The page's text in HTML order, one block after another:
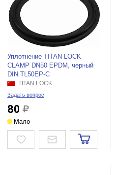
Уплотнение TITAN LOCK
CLAMP DN50 EPDM, черный
DIN TL50EP-C
TITAN LOCK
Задать вопрос
80
Мало